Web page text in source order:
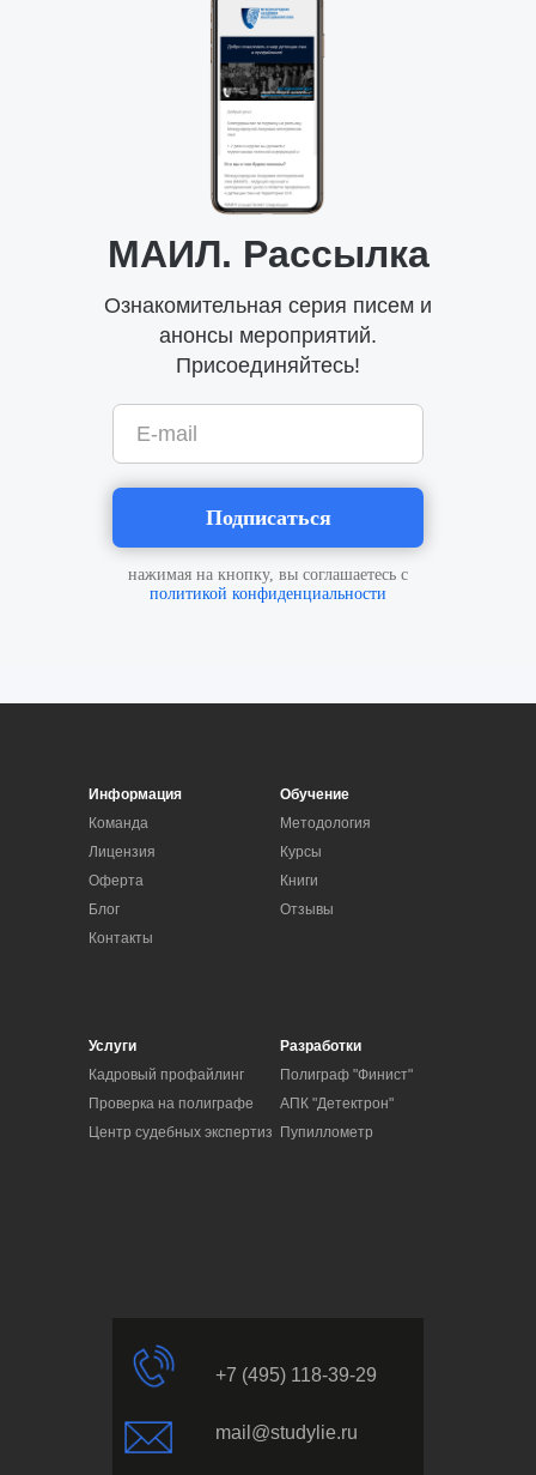
МАИЛ. Рассылка
Ознакомительная серия писем и
анонсы мероприятий.
Присоединяйтесь!
E-mail
Подписаться
нажимая на кнопку, вы соглашаетесь с
политикой конфиденциальности
Информация
Команда
Лицензия
Оферта
Блог
Контакты
Услуги
Кадровый профайлинг
Проверка на полиграфе
Центр судебных экспертиз
Разработки
Полиграф "Финист"
АПК "Детектрон"
Пупиллометр
Обучение
Методология
Курсы
Книги
Отзывы
+7 (495) 118-39-29
mail@studylie.ru